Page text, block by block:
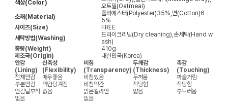
색상(Color)
오트밀(Oatmeal)
소재(Material)
폴리에스터(Polyester)35%,면(Cotton)6
5%
사이즈(Size)
FREE
세탁방법(Washing)
드라이크리닝(Dry cleaning),손세탁(Hand w
ash)
중량(Weight)
410g
제조국(Origin)
대한민국(Korea)
안감
(Lining)
신축성
(Flexibility)
비침
(Transparency)
두께감
(Thickness)
촉감
(Touching)
전체안감
매우좋음 비침있음 두꺼움
까슬거림
부분안감
약간당겨짐 비침약간 적당함
적당함
안감탈부착 없음 밝은칼라만 얇음
부드러움
없음
없음